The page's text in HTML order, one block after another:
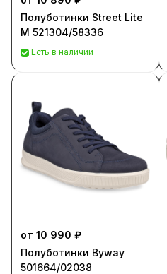
Полуботинки Street Lite
M 521304/58336
Есть в наличии
от 10 990 ₽
Полуботинки Byway
501664/02038